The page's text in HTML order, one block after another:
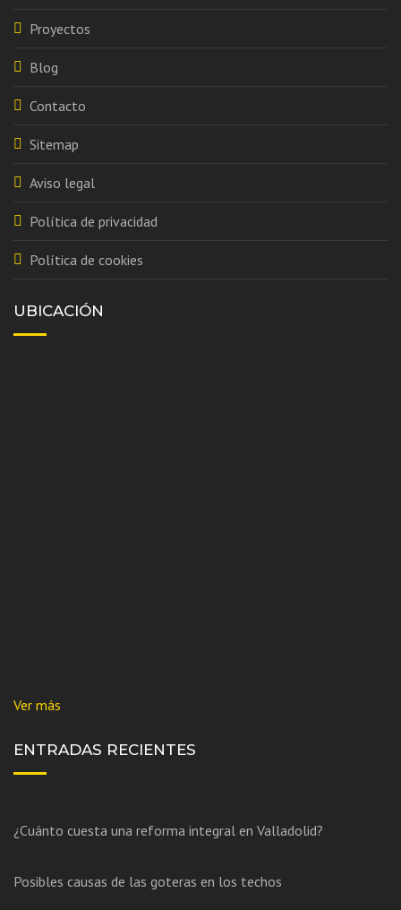
Proyectos
Blog
Contacto
Sitemap
Aviso legal
Política de privacidad
Política de cookies
UBICACIÓN
Ver más
ENTRADAS RECIENTES
¿Cuánto cuesta una reforma integral en Valladolid?
Posibles causas de las goteras en los techos